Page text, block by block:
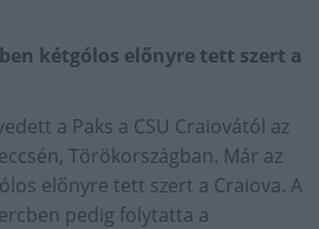
kétgólos előnyre tett szert a
a Paks a CSU Craiovától az
Törökországban. Már az
előnyre tett szert a Craiova. A
pedig folytatta a